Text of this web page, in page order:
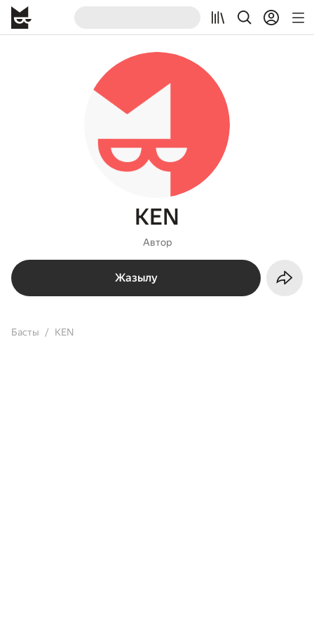
KEN
Автор
Жазылу
Басты KEN